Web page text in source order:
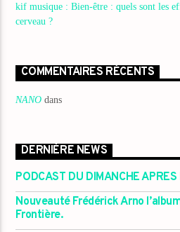
kif musique : Bien-être : quels sont les
cerveau ?
COMMENTAIRES RÉCENTS
NANO dans
DERNIÈRE NEWS
PODCAST DU DIMANCHE APRES
Nouveauté Frédérick Arno
Frontière.